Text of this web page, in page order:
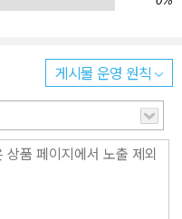
게시물 운영 원칙